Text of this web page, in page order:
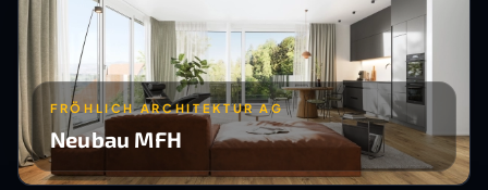
FRÖHLICH ARCHITEKTUR AG
Neubau MFH